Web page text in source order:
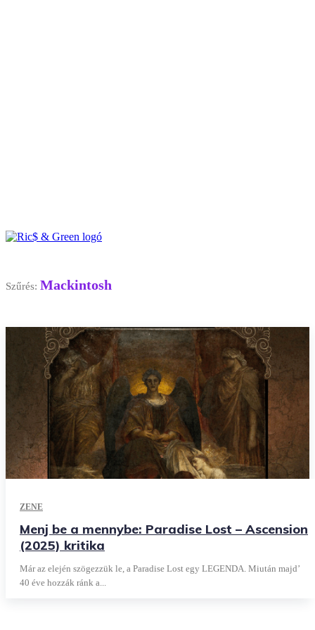
Szűrés: Mackintosh
ZENE
Menj be a mennybe: Paradise Lost – Ascension
(2025) kritika
Már az elején szögezzük le, a Paradise Lost egy LEGENDA. Miután majd’
40 éve hozzák ránk a...